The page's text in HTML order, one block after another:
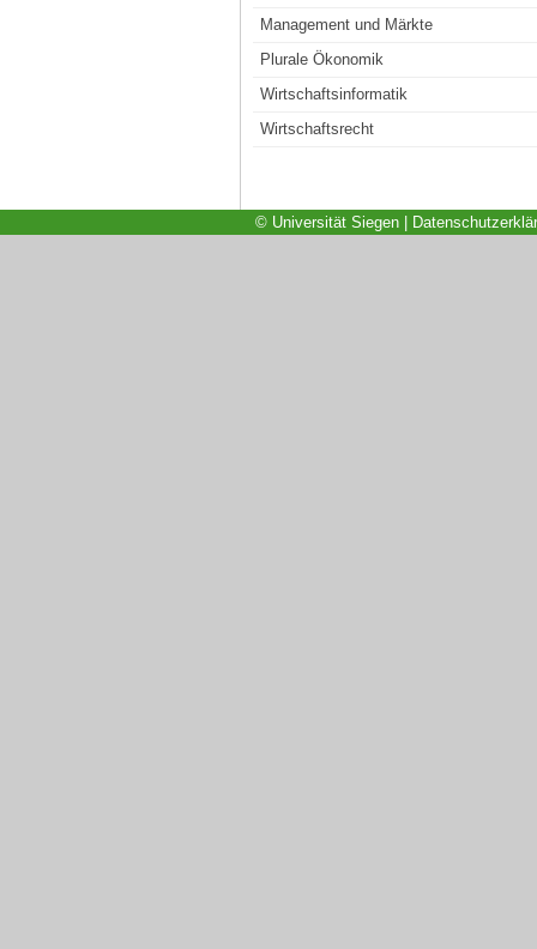
Management und Märkte
Plurale Ökonomik
Wirtschaftsinformatik
Wirtschaftsrecht
© Universität Siegen|